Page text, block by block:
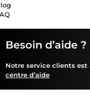
Besoin d’aide ?
Notre service clients
centre d’aide